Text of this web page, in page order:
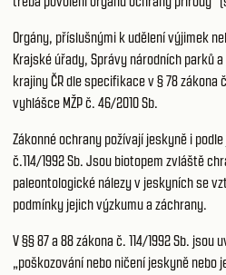
Orgány, příslušnými k udělení výjimek
Krajské úřady, Správy národních parků
krajiny ČR dle specifikace v § 78 zákona
vyhlášce MŽP č. 46/2010 Sb.
Zákonné ochrany požívají jeskyně i
č.114/1992 Sb. Jsou biotopem zvláště
paleontologické nálezy v jeskyních se
podmínky jejich výzkumu a záchrany.
V §§ 87 a 88 zákona č. 114/1992 Sb. jsou
„poškozování nebo ničení jeskyně nebo